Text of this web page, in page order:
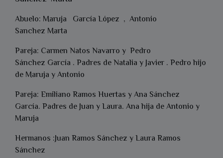
Abuelo: Maruja García López , Antonio
Sanchez Marta
Pareja: Carmen Natos Navarro y Pedro
Sánchez García . Padres de Natalia y Javier . Pedro hijo
de Maruja y Antonio
Pareja: Emiliano Ramos Huertas y Ana Sánchez
García. Padres de Juan y Laura. Ana hija de Antonio y
Maruja
Hermanos :Juan Ramos Sánchez y Laura Ramos
Sánchez